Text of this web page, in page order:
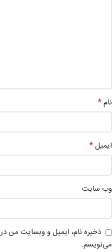
نام*
ایمیل*
وب‌ سایت
ذخیره نام، ایمیل و وبسایت من
می‌نویسم.